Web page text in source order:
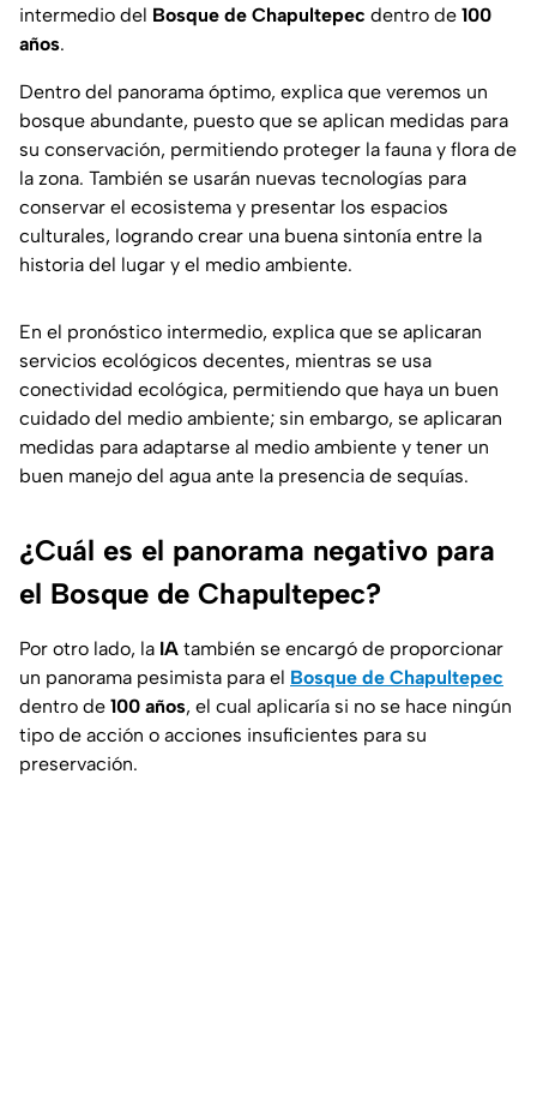
intermedio del Bosque de Chapultepec dentro de 100
años.
Dentro del panorama óptimo, explica que veremos un
bosque abundante, puesto que se aplican medidas para
su conservación, permitiendo proteger la fauna y flora de
la zona. También se usarán nuevas tecnologías para
conservar el ecosistema y presentar los espacios
culturales, logrando crear una buena sintonía entre la
historia del lugar y el medio ambiente.
En el pronóstico intermedio, explica que se aplicaran
servicios ecológicos decentes, mientras se usa
conectividad ecológica, permitiendo que haya un buen
cuidado del medio ambiente; sin embargo, se aplicaran
medidas para adaptarse al medio ambiente y tener un
buen manejo del agua ante la presencia de sequías.
¿Cuál es el panorama negativo para
el Bosque de Chapultepec?
Por otro lado, la IA también se encargó de proporcionar
un panorama pesimista para el Bosque de Chapultepec
dentro de 100 años, el cual aplicaría si no se hace ningún
tipo de acción o acciones insuficientes para su
preservación.